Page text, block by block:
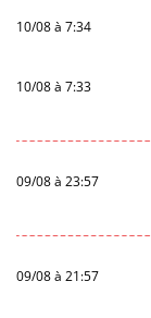
10/08 à 7:34
10/08 à 7:33
09/08 à 23:57
09/08 à 21:57